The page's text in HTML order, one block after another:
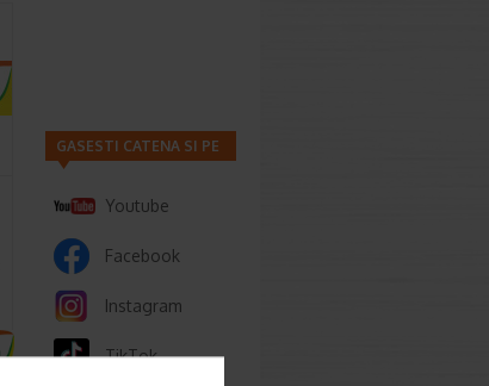
GASESTI CATENA SI PE
Youtube
Facebook
Instagram
TikTok